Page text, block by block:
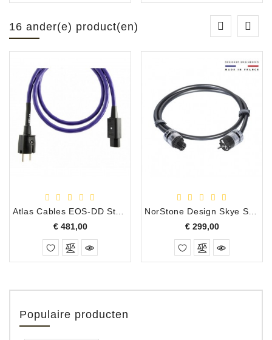
16 ander(e) product(en)
€ 481,00Prijs
€ 299,00Prijs
Populaire producten